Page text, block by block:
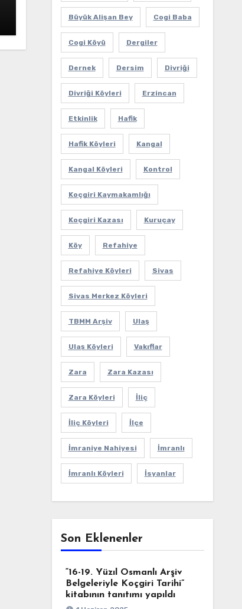
Büyük Alişan Bey Cogi Baba
Cogi Köyü Dergiler
Dernek Dersim Divriği
Divriği Köyleri Erzincan
Etkinlik Hafik
Hafik Köyleri Kangal
Kangal Köyleri Kontrol
Koçgiri Kaymakamlığı
Koçgiri Kazası Kuruçay
Köy Refahiye
Refahiye Köyleri Sivas
Sivas Merkez Köyleri
TBMM Arşiv Ulaş
Ulaş Köyleri Vakıflar
Zara Zara Kazası
Zara Köyleri İliç
İliç Köyleri İlçe
İmraniye Nahiyesi İmranlı
İmranlı Köyleri İsyanlar
Son Eklenenler
“16-19. Yüzıl Osmanlı Arşiv
Belgeleriyle Koçgiri Tarihi”
kitabının tanıtımı yapıldı